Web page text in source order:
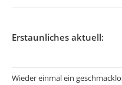
Erstaunliches aktuell:
Wieder einmal ein